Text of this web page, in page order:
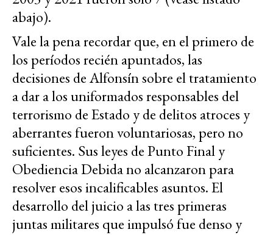
abajo).
Vale la pena recordar que, en el primero de
los períodos recién apuntados, las
decisiones de Alfonsín sobre el tratamiento
a dar a los uniformados responsables del
terrorismo de Estado y de delitos atroces y
aberrantes fueron voluntariosas, pero no
suficientes. Sus leyes de Punto Final y
Obediencia Debida no alcanzaron para
resolver esos incalificables asuntos. El
desarrollo del juicio a las tres primeras
juntas militares que impulsó fue denso y